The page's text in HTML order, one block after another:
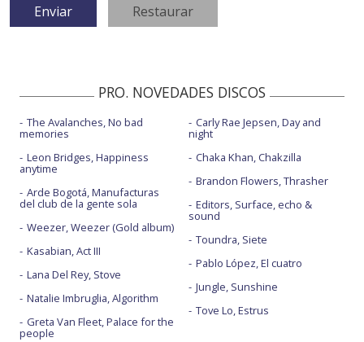
PRO. NOVEDADES DISCOS
The Avalanches, No bad
memories
Leon Bridges, Happiness
anytime
Arde Bogotá, Manufacturas
del club de la gente sola
Weezer, Weezer (Gold album)
Kasabian, Act III
Lana Del Rey, Stove
Natalie Imbruglia, Algorithm
Greta Van Fleet, Palace for the
people
Carly Rae Jepsen, Day and
night
Chaka Khan, Chakzilla
Brandon Flowers, Thrasher
Editors, Surface, echo &
sound
Toundra, Siete
Pablo López, El cuatro
Jungle, Sunshine
Tove Lo, Estrus